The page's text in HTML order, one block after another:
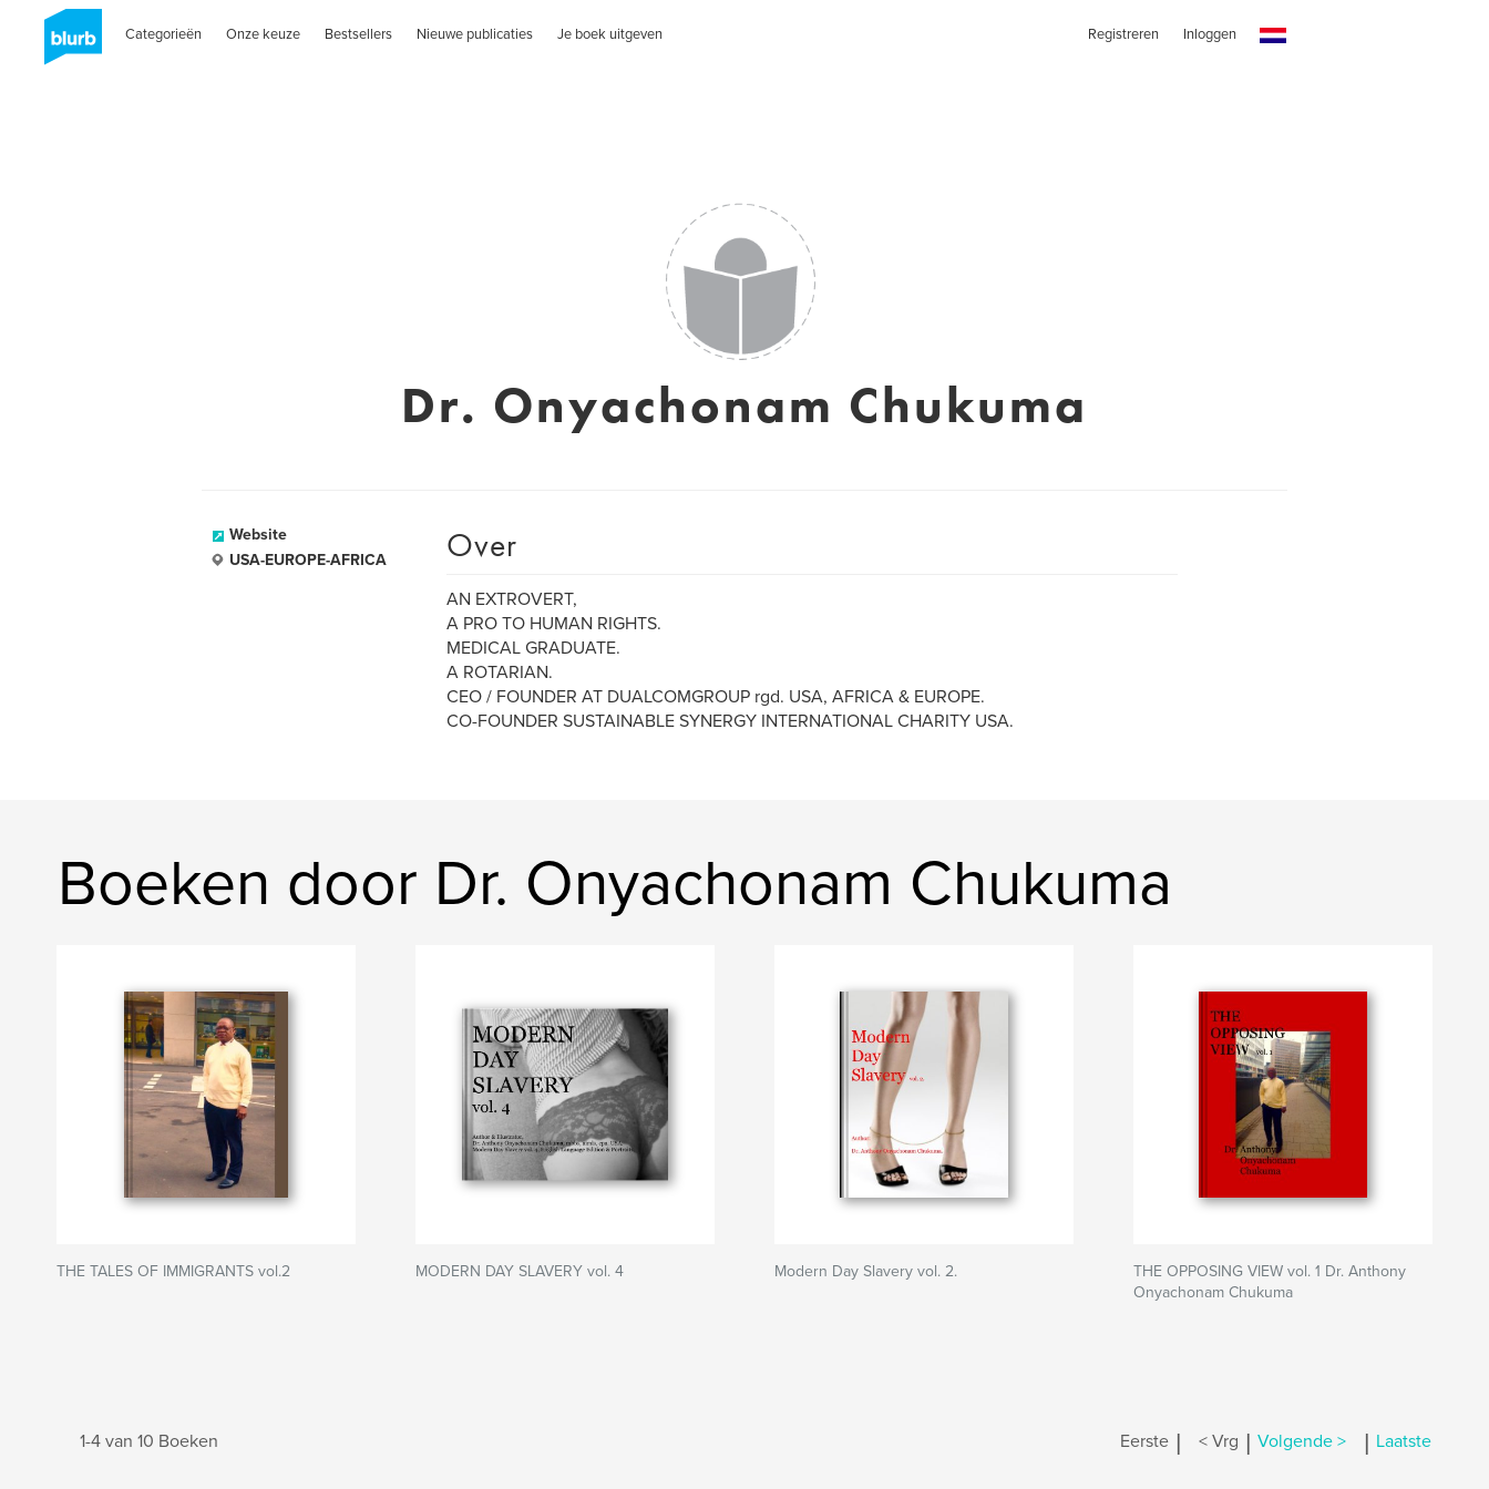
Categorieën Onze keuze Bestsellers Nieuwe publicaties Je boek uitgeven Registreren Inloggen
Dr. Onyachonam Chukuma
Website
USA-EUROPE-AFRICA
Over
AN EXTROVERT,
A PRO TO HUMAN RIGHTS.
MEDICAL GRADUATE.
A ROTARIAN.
CEO / FOUNDER AT DUALCOMGROUP rgd. USA, AFRICA & EUROPE.
CO-FOUNDER SUSTAINABLE SYNERGY INTERNATIONAL CHARITY USA.
Boeken door Dr. Onyachonam Chukuma
THE TALES OF IMMIGRANTS vol.2 MODERN DAY SLAVERY vol. 4 Modern Day Slavery vol. 2.
THE OPPOSING VIEW vol. 1 Dr. Anthony
Onyachonam Chukuma
1-4 van 10 Boeken Eerste | < Vrg | Volgende > | Laatste